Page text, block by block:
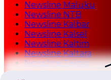
Newsline Maluku
Newsline NTB
Newsline Kalbar
Newsline Kalsel
Newsline Kaltim
Newsline Kaltara
Newsline Tekno